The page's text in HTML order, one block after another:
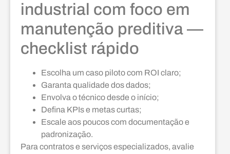
industrial com foco em
manutenção preditiva —
checklist rápido
Escolha um caso piloto com ROI claro;
Garanta qualidade dos dados;
Envolva o técnico desde o início;
Defina KPIs e metas curtas;
Escale aos poucos com documentação e
padronização.
Para contratos e serviços especializados, avalie